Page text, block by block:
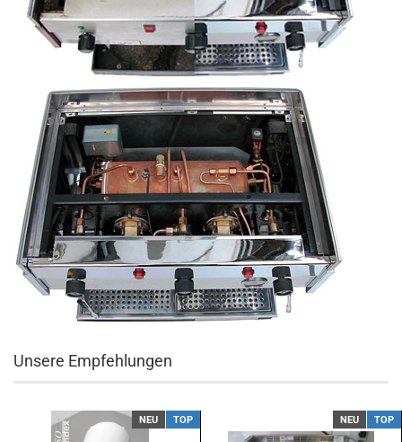
Unsere Empfehlungen
NEU TOP NEU TOP